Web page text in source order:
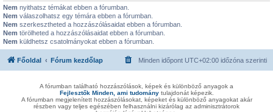
Nem nyithatsz témákat ebben a fórumban.
Nem válaszolhatsz egy témára ebben a fórumban.
Nem szerkesztheted a hozzászólásaidat ebben a fórumban.
Nem törölheted a hozzászólásaidat ebben a fórumban.
Nem küldhetsz csatolmányokat ebben a fórumban.
Főoldal Fórum kezdőlap Minden időpont UTC+02:00 időzóna szerinti
A fórumban található hozzászólások, képek és különböző anyagok a
Fejlesztők Minden, ami tudománytulajdonát képezik.
A fórumban megjelenített hozzászólásokat, képeket és különböző anyagokat akár
részben vagy teljes egészében felhasználni kizárólag az adminisztrátorok